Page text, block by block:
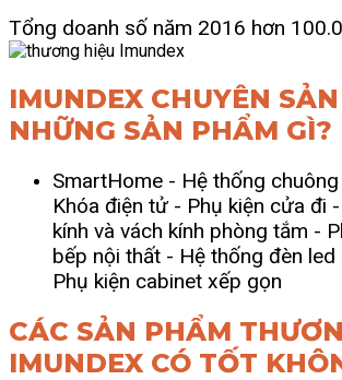
Tổng doanh số năm 2016 hơn
IMUNDEX CHUYÊN
NHỮNG SẢN PHẨM GÌ?
SmartHome - Hệ thống
Khóa điện tử - Phụ kiện cửa đi
kính và vách kính phòng tắm -
bếp nội thất - Hệ thống đèn
Phụ kiện cabinet xếp gọn
CÁC SẢN PHẨM
IMUNDEX CÓ TỐT